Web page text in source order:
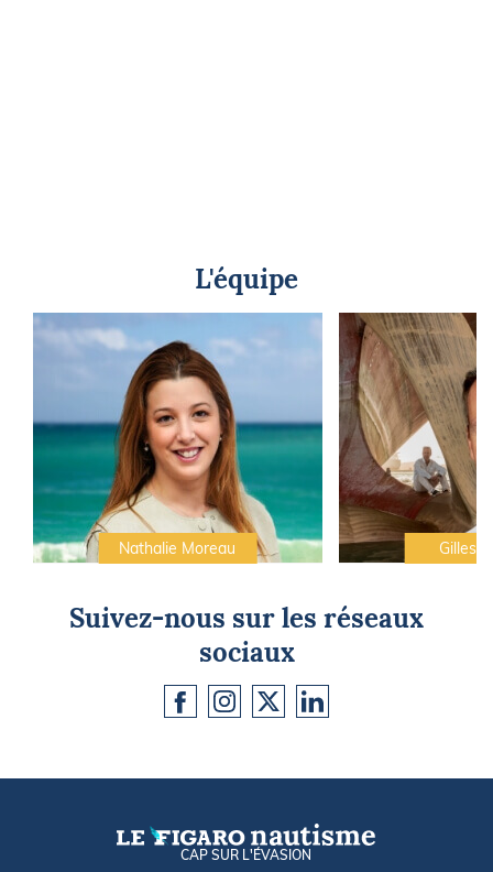
L'équipe
Nathalie Moreau Gilles
Suivez-nous sur les réseaux
sociaux
CAP SUR L'ÉVASION